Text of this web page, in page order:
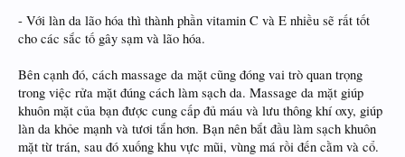
- Với làn da lão hóa thì thành phần vitamin C và E nhiều sẽ rất tốt
cho các sắc tố gây sạm và lão hóa.
Bên cạnh đó, cách massage da mặt cũng đóng vai trò quan trọng
trong việc rửa mặt đúng cách làm sạch da. Massage da mặt giúp
khuôn mặt của bạn được cung cấp đủ máu và lưu thông khí oxy, giúp
làn da khỏe mạnh và tươi tắn hơn. Bạn nên bắt đầu làm sạch khuôn
mặt từ trán, sau đó xuống khu vực mũi, vùng má rồi đến cằm và cổ.